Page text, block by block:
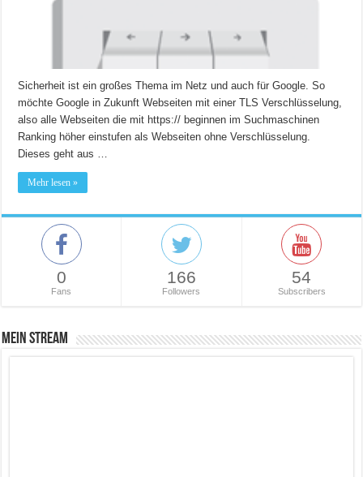
Sicherheit ist ein großes Thema im Netz und auch für Google. So
möchte Google in Zukunft Webseiten mit einer TLS Verschlüsselung,
also alle Webseiten die mit https:// beginnen im Suchmaschinen
Ranking höher einstufen als Webseiten ohne Verschlüsselung.
Dieses geht aus …
Mehr lesen »
0
Fans
166
Followers
54
Subscribers
Mein Stream